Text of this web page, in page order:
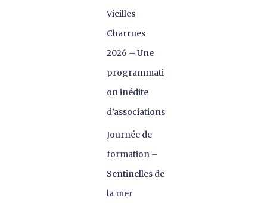
Vieilles
Charrues
2026 – Une
programmati
on inédite
d’associations
Journée de
formation –
Sentinelles de
la mer